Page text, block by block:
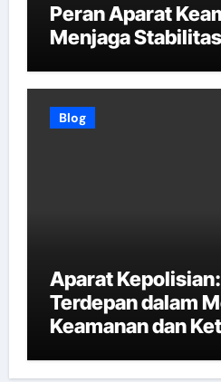
Peran Aparat
Menjaga
Blog
Aparat
Terdepan dalam
Keamanan dan